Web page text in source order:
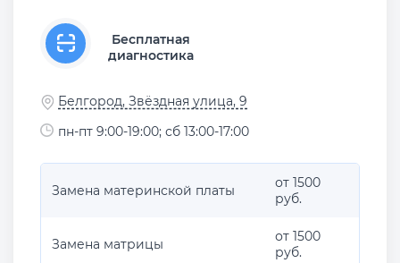
Бесплатная
диагностика
Белгород, Звёздная улица, 9
пн-пт 9:00-19:00; сб 13:00-17:00
Замена материнской платы
от 1500
руб.
Замена матрицы
от 1500
руб.